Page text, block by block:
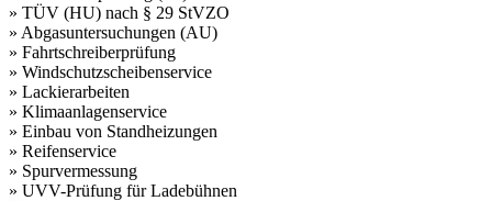
» TÜV (HU) nach § 29 StVZO
» Abgasuntersuchungen (AU)
» Fahrtschreiberprüfung
» Windschutzscheibenservice
» Lackierarbeiten
» Klimaanlagenservice
» Einbau von Standheizungen
» Reifenservice
» Spurvermessung
» UVV-Prüfung für Ladebühnen